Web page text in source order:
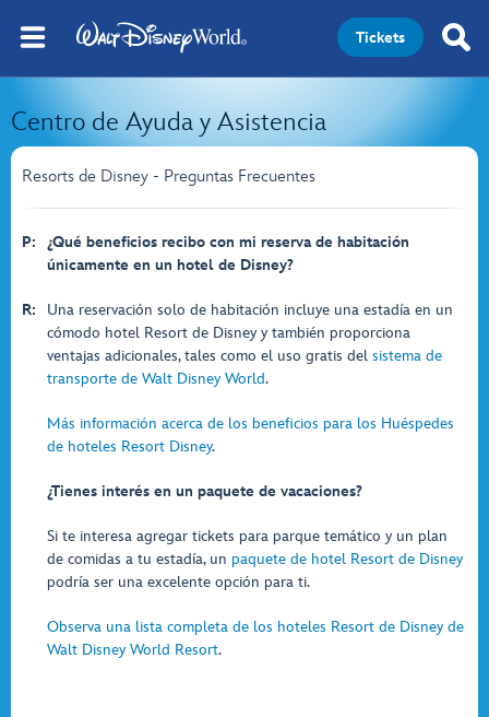
Tickets
Centro de Ayuda y Asistencia
Resorts de Disney - Preguntas Frecuentes
P:
¿Qué beneficios recibo con mi reserva de habitación
únicamente en un hotel de Disney?
R:
Una reservación solo de habitación incluye una estadía en un
cómodo hotel Resort de Disney y también proporciona
ventajas adicionales, tales como el uso gratis del sistema de
transporte de Walt Disney World.
Más información acerca de los beneficios para los Huéspedes
de hoteles Resort Disney.
¿Tienes interés en un paquete de vacaciones?
Si te interesa agregar tickets para parque temático y un plan
de comidas a tu estadía, un paquete de hotel Resort de Disney
podría ser una excelente opción para ti.
Observa una lista completa de los hoteles Resort de Disney de
Walt Disney World Resort.